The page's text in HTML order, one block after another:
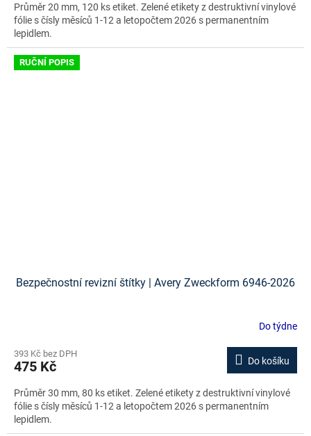
Průměr 20 mm, 120 ks etiket. Zelené etikety z destruktivní vinylové
fólie s čísly měsíců 1-12 a letopočtem 2026 s permanentním
lepidlem.
RUČNÍ POPIS
Bezpečnostní revizní štítky | Avery Zweckform 6946-2026
Do týdne
393 Kč bez DPH
475 Kč Do košíku
Průměr 30 mm, 80 ks etiket. Zelené etikety z destruktivní vinylové
fólie s čísly měsíců 1-12 a letopočtem 2026 s permanentním
lepidlem.